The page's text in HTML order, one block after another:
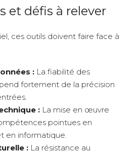
et défis à relever
ces outils doivent faire face à
: La fiabilité des
fortement de la précision
: La mise en œuvre
pointues en
en informatique.
: La résistance au